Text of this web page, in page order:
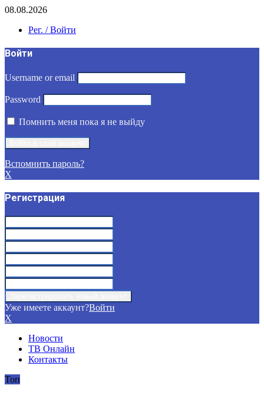
08.08.2026
Рег. / Войти
Войти
Username or email
Password
Помнить меня пока я не выйду
Вспомнить пароль?
X
Регистрация
Уже имеете аккаунт?Войти
X
Новости
ТВ Онлайн
Контакты
Топ